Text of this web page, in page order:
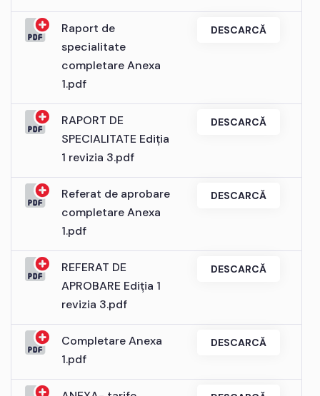
Raport de
specialitate
completare Anexa
1.pdf
DESCARCĂ
RAPORT DE
SPECIALITATE Ediția
1 revizia 3.pdf
DESCARCĂ
Referat de aprobare
completare Anexa
1.pdf
DESCARCĂ
REFERAT DE
APROBARE Ediția 1
revizia 3.pdf
DESCARCĂ
Completare Anexa
1.pdf
DESCARCĂ